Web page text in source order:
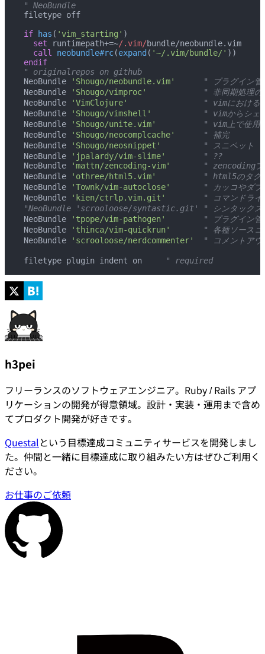
" NeoBundle
filetype off
if has ( 'vim_starting' )
   set
runtimepath+=~/.vim/bundle/neobundle.vim
   call
neobundle#rc(expand ( '~/.vim/bundle/' ))
endif
" originalrepos on github
NeoBundle
'Shougo/neobundle.vim'
" プラグイン管
NeoBundle
'Shougo/vimproc'
" 非同期処理の
NeoBundle
'VimClojure'
" vimにおける
NeoBundle
'Shougo/vimshell'
" vimからシェ
NeoBundle
'Shougo/unite.vim'
" vim上で使用
NeoBundle
'Shougo/neocomplcache'
      " 補完
NeoBundle
'Shougo/neosnippet'
         " スニペット
NeoBundle
'jpalardy/vim-slime'
        " ??
NeoBundle
'mattn/zencoding-vim'
" zencodingプ
NeoBundle
'othree/html5.vim'
" html5のタグ
NeoBundle
'Townk/vim-autoclose'
" カッコやダブ
NeoBundle
'kien/ctrlp.vim.git'
" コマンドライ
"NeoBundle 'scrooloose/syntastic.git' " シンタックスのチ
NeoBundle
'tpope/vim-pathogen'
" プラグイン管
NeoBundle
'thinca/vim-quickrun'
" 各種ソースコ
NeoBundle
'scrooloose/nerdcommenter'
" コメントア
filetype plugin indent on
     " required
h3pei
フリーランスのソフトウェアエンジニア。Ruby / Rails アプ
リケーションの開発が得意領域。設計・実装・運用まで含め
てプロダクト開発が好きです。
Questal という目標達成コミュニティサービスを開発しまし
た。仲間と一緒に目標達成に取り組みたい方はぜひご利用く
ださい。
お仕事のご依頼